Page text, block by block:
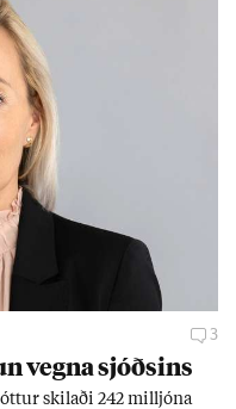
3
vegna sjóðs­ins
skil­aði 242 millj­óna